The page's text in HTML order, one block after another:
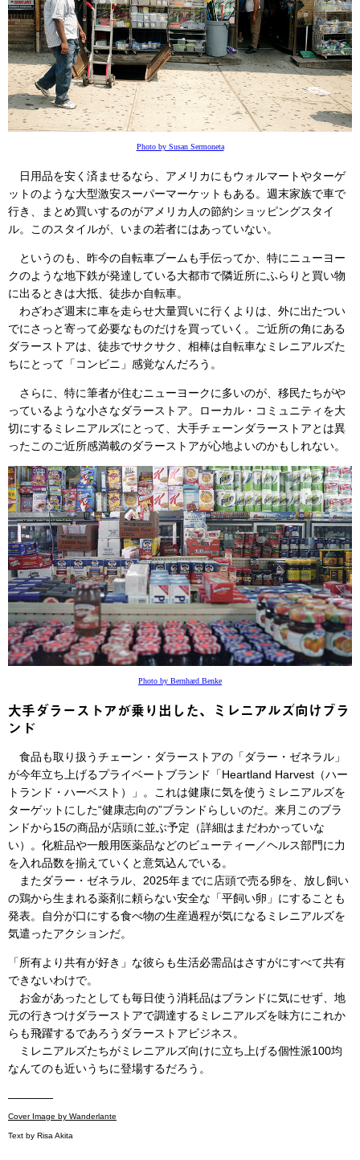
Photo by Susan Sermoneta
日用品を安く済ませるなら、アメリカにもウォルマートやターゲ
ットのような大型激安スーパーマーケットもある。週末家族で車で
行き、まとめ買いするのがアメリカ人の節約ショッピングスタイ
ル。このスタイルが、いまの若者にはあっていない。
というのも、昨今の自転車ブームも手伝ってか、特にニューヨー
クのような地下鉄が発達している大都市で隣近所にふらりと買い物
に出るときは大抵、徒歩か自転車。
わざわざ週末に車を走らせ大量買いに行くよりは、外に出たつい
でにさっと寄って必要なものだけを買っていく。ご近所の角にある
ダラーストアは、徒歩でサクサク、相棒は自転車なミレニアルズた
ちにとって「コンビニ」感覚なんだろう。
さらに、特に筆者が住むニューヨークに多いのが、移民たちがや
っているような小さなダラーストア。ローカル・コミュニティを大
切にするミレニアルズにとって、大手チェーンダラーストアとは異
ったこのご近所感満載のダラーストアが心地よいのかもしれない。
Photo by Bernhard Benke
大手ダラーストアが乗り出した、ミレニアルズ向けブラ
ンド
食品も取り扱うチェーン・ダラーストアの「ダラー・ゼネラル」
が今年立ち上げるプライベートブランド「Heartland Harvest（ハー
トランド・ハーベスト）」。これは健康に気を使うミレニアルズを
ターゲットにした“健康志向の”ブランドらしいのだ。来月このブラ
ンドから15の商品が店頭に並ぶ予定（詳細はまだわかっていな
い）。化粧品や一般用医薬品などのビューティー／ヘルス部門に力
を入れ品数を揃えていくと意気込んでいる。
またダラー・ゼネラル、2025年までに店頭で売る卵を、放し飼い
の鶏から生まれる薬剤に頼らない安全な「平飼い卵」にすることも
発表。自分が口にする食べ物の生産過程が気になるミレニアルズを
気遣ったアクションだ。
「所有より共有が好き」な彼らも生活必需品はさすがにすべて共有
できないわけで。
お金があったとしても毎日使う消耗品はブランドに気にせず、地
元の行きつけダラーストアで調達するミレニアルズを味方にこれか
らも飛躍するであろうダラーストアビジネス。
ミレニアルズたちがミレニアルズ向けに立ち上げる個性派100均
なんてのも近いうちに登場するだろう。
————
Cover Image by Wanderlante
Text by Risa Akita